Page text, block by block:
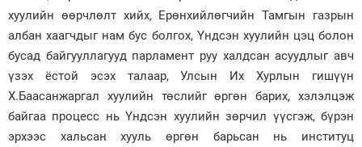
хуулийн өөрчлөлт хийх, Ерөнхийлөгчийн Тамгын газрын
албан хаагчдыг нам бус болгох, Үндсэн хуулийн цэц болон
бусад байгууллагууд парламент руу халдсан асуудлыг авч
үзэх ёстой эсэх талаар, Улсын Их Хурлын гишүүн
Х.Баасанжаргал хуулийн төслийг өргөн барих, хэлэлцэж
байгаа процесс нь Үндсэн хуулийн зөрчил үүсгэж, бүрэн
эрхээс хальсан хууль өргөн барьсан нь институц